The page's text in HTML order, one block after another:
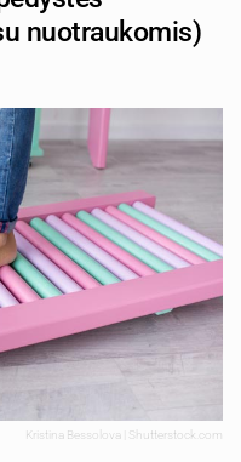
nuotraukomis)
Kristina Bessolova | Shutterstock.com